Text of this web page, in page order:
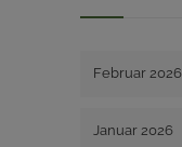
Februar 2026
Januar 2026